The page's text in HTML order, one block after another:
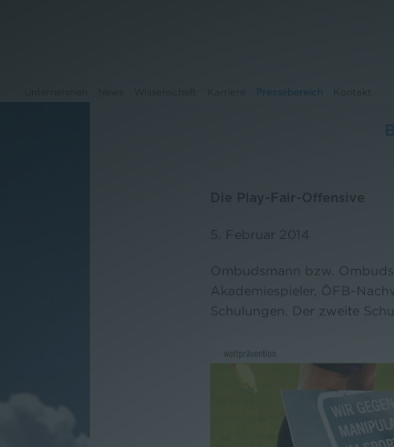
Die Play-Fair-Offensive
5. Februar 2014
Ombudsmann bzw.
Akademiespieler, ÖFB-
Schulungen. Der zweite